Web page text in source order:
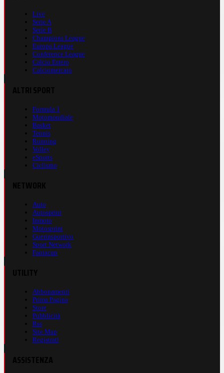
Live
Serie A
Serie B
Champions League
Europa League
Conference League
Calcio Estero
Calciomercato
Formula 1
Motomondiale
Basket
Tennis
Running
Volley
eSports
Ciclismo
Auto
Autosprint
Inmoto
Motosprint
Guerinsportivo
Sport Network
Fantacup
Abbonamenti
Prima Pagina
Store
Pubblicità
Rss
Site Map
Registrati